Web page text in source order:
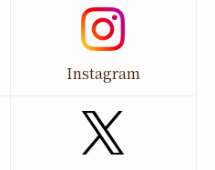
Instagram